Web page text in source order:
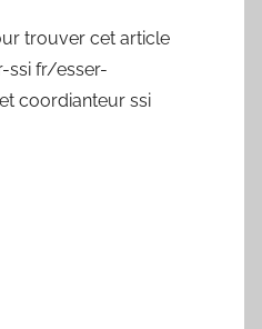
trouver cet article
ssi fr/esser-
coordianteur ssi